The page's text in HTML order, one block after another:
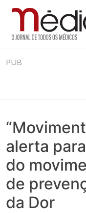
to
Jornal Médico
Médico – O Jornal de
realmente contam!
PUB
alerta
do
de
da Dor